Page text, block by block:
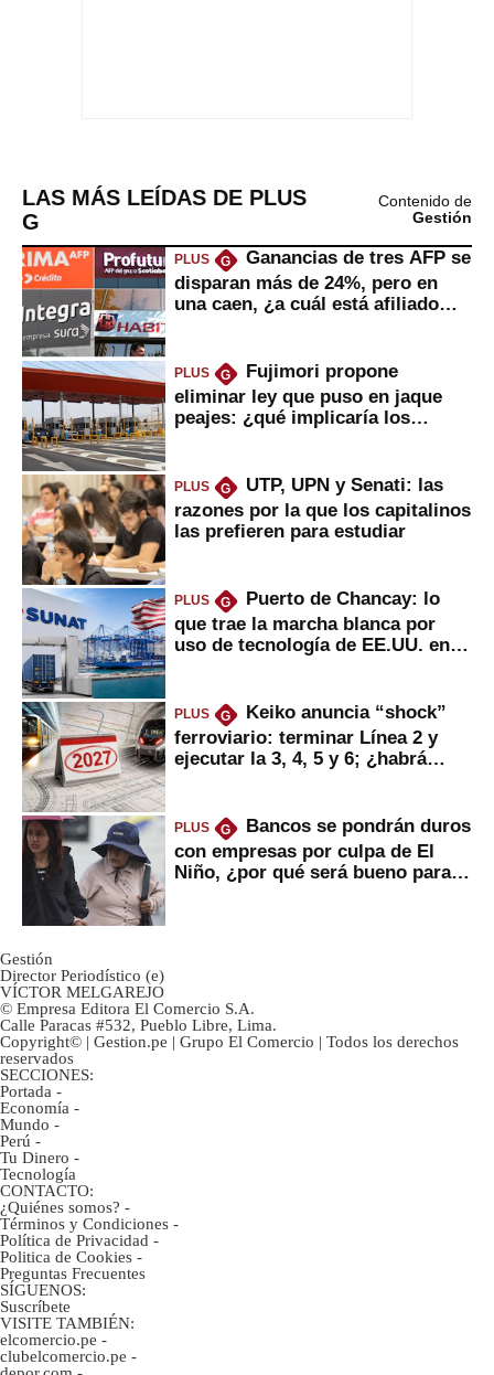
LAS MÁS LEÍDAS DE PLUS
G
Contenido de
Gestión
PLUS G
Ganancias de tres AFP se
disparan más de 24%, pero en
una caen, ¿a cuál está afiliado
PLUS G
Fujimori propone
eliminar ley que puso en jaque
peajes: ¿qué implicaría los
PLUS G
UTP, UPN y Senati: las
razones por la que los capitalinos
las prefieren para estudiar
PLUS G
Puerto de Chancay: lo
que trae la marcha blanca por
uso de tecnología de EE.UU. en
PLUS G
Keiko anuncia “shock”
ferroviario: terminar Línea 2 y
ejecutar la 3, 4, 5 y 6; ¿habrá
PLUS G
Bancos se pondrán duros
con empresas por culpa de El
Niño, ¿por qué será bueno para
Gestión
Director Periodístico (e)
VÍCTOR MELGAREJO
© Empresa Editora El Comercio S.A.
Calle Paracas #532, Pueblo Libre, Lima.
Copyright© | Gestion.pe | Grupo El Comercio | Todos los derechos
reservados
SECCIONES:
Portada -
Economía -
Mundo -
Perú -
Tu Dinero -
Tecnología
CONTACTO:
¿Quiénes somos? -
Términos y Condiciones -
Política de Privacidad -
Politica de Cookies -
Preguntas Frecuentes
SÍGUENOS:
Suscríbete
VISITE TAMBIÉN:
elcomercio.pe -
clubelcomercio.pe -